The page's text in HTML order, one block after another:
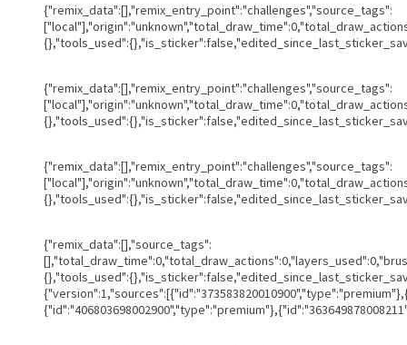
{"remix_data":[],"remix_entry_point":"challenges","source_tags":
{"remix_data":[],"remix_entry_point":"challenges","source_tags":
{"remix_data":[],"remix_entry_point":"challenges","source_tags":
{"remix_data":[],"source_tags":